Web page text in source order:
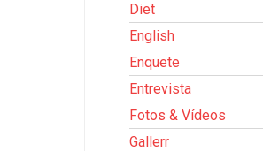
Diet
English
Enquete
Entrevista
Fotos & Vídeos
Gallerr